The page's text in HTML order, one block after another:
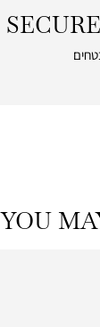
YOU